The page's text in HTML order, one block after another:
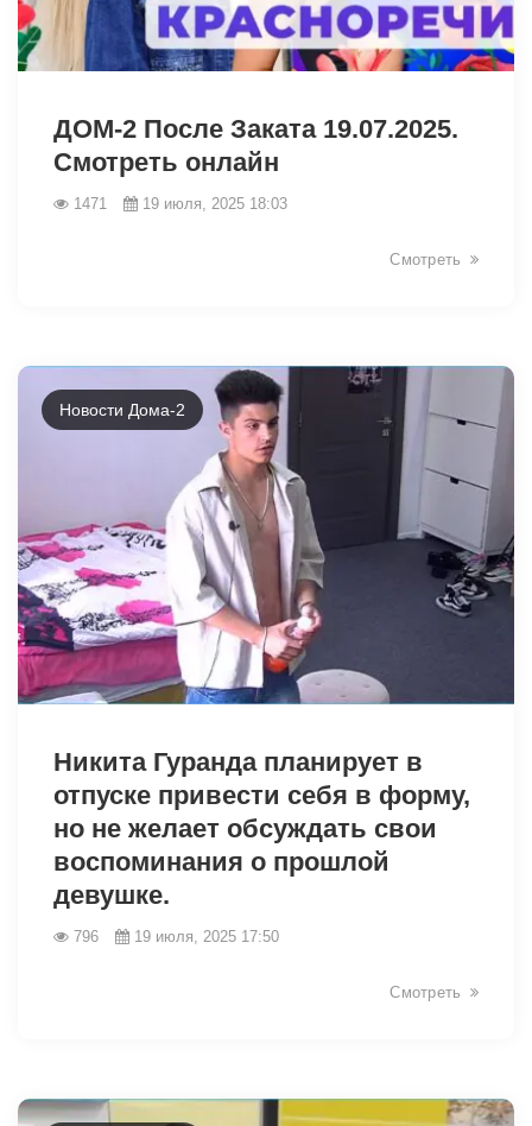
ДОМ-2 После Заката 19.07.2025.
Смотреть онлайн
1471 19 июля, 2025 18:03
Смотреть
Новости Дома-2
Никита Гуранда планирует в
отпуске привести себя в форму,
но не желает обсуждать свои
воспоминания о прошлой
девушке.
796 19 июля, 2025 17:50
Смотреть